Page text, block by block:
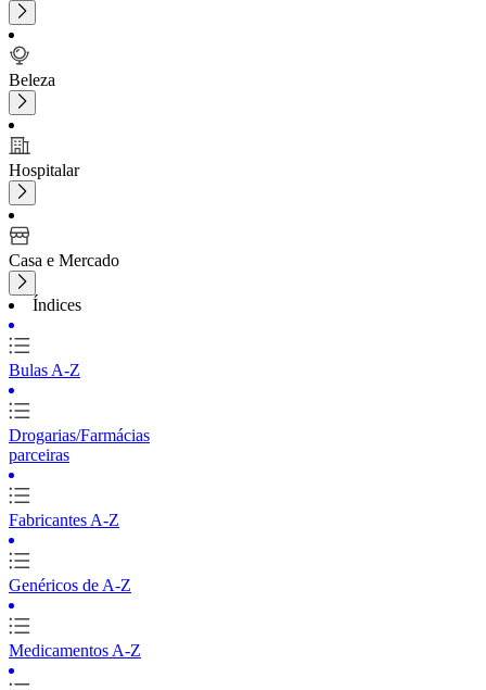
Beleza
Hospitalar
Casa e Mercado
Índices
Bulas A-Z
Drogarias/Farmácias
parceiras
Fabricantes A-Z
Genéricos de A-Z
Medicamentos A-Z